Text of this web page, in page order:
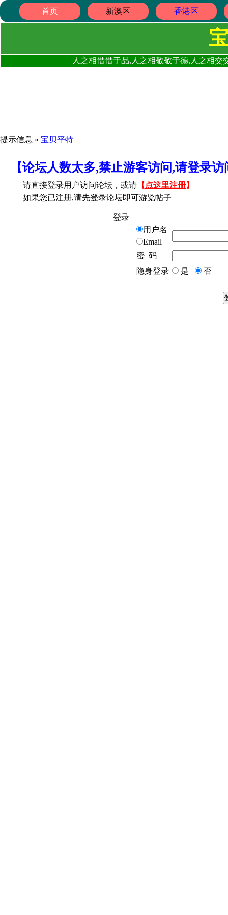
首页 新澳区 香港区
人之相惜惜于品,人之相敬敬于德,人之相
提示信息 » 宝贝平特
【论坛人数太多,禁止游客访问,请登录
请直接登录用户访问论坛，或请 【 点这里注册】
如果您已注册,请先登录论坛即可游览帖子
登录
用户名
Email
密 码
隐身登录
是 否